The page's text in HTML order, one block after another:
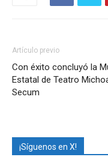
Artículo previo
Con éxito concluyó la
Estatal de Teatro
Secum
¡Síguenos en X!